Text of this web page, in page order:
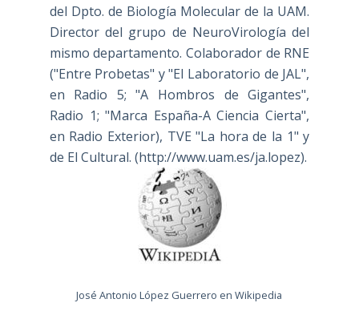
del Dpto. de Biología Molecular de la UAM.
Director del grupo de NeuroVirología del
mismo departamento. Colaborador de RNE
("Entre Probetas" y "El Laboratorio de JAL",
en Radio 5; "A Hombros de Gigantes",
Radio 1; "Marca España-A Ciencia Cierta",
en Radio Exterior), TVE "La hora de la 1" y
de El Cultural. (http://www.uam.es/ja.lopez).
José Antonio López Guerrero en Wikipedia